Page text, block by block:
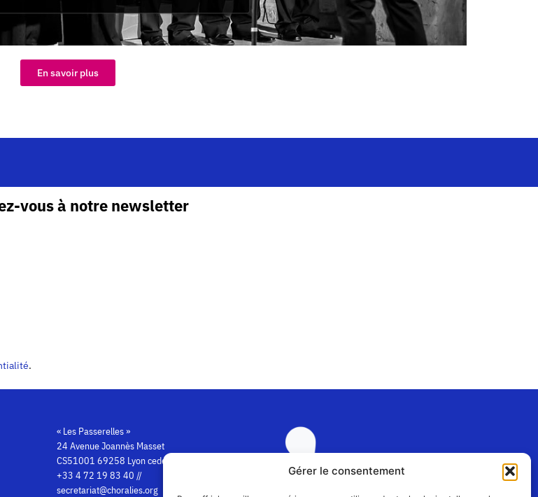
Gérer le consentement
En savoir plus
vous à notre newsletter
.
« Les Passerelles »
24 Avenue Joannès Masset
CS51001 69258 Lyon cedex 09
+33 4 72 19 83 40 //
secretariat@choralies.org